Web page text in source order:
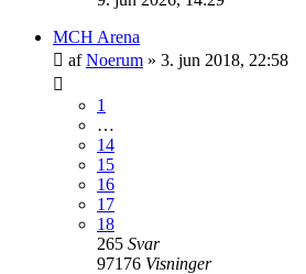
MCH Arena
afNoerum » 3. jun 2018, 22:58
1
…
14
15
16
17
18
265 Svar
97176 Visninger